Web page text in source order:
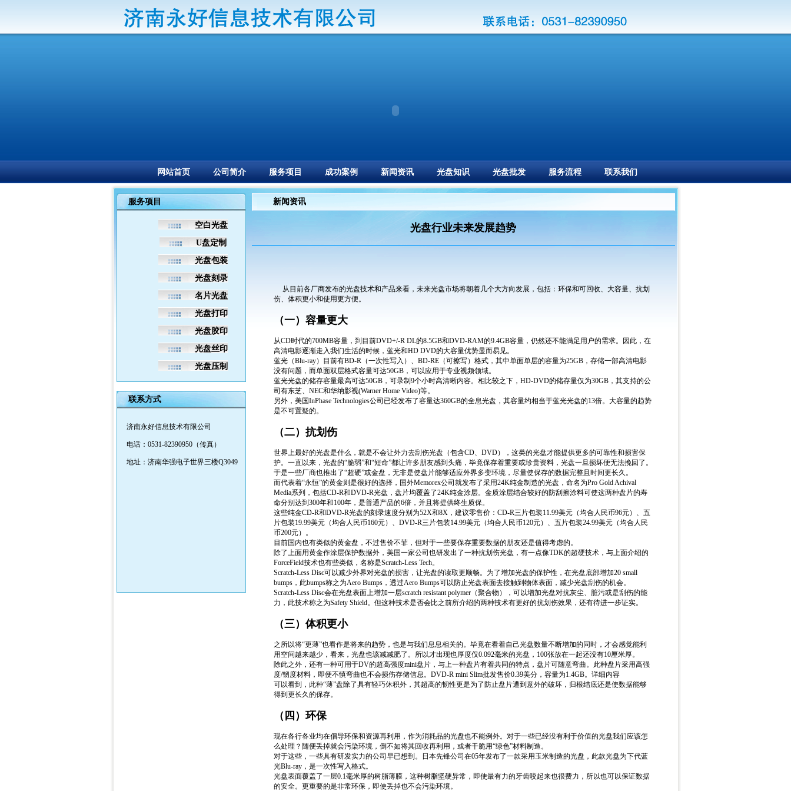
网站首页 公司简介 服务项目 成功案例 新闻资讯 光盘知识 光盘批发 服务流程 联系我们
服务项目
空白光盘
U盘定制
光盘包装
光盘刻录
名片光盘
光盘打印
光盘胶印
光盘丝印
光盘压制
联系方式
济南永好信息技术有限公司
电话：0531-82390950（传真）
地址：济南华强电子世界三楼Q3049
新闻资讯
光盘行业未来发展趋势
从目前各厂商发布的光盘技术和产品来看，未来光盘市场将朝着几个大方向发展，包括：环保和可回收、大容量、抗划
伤、体积更小和使用更方便。
（一）容量更大
从CD时代的700MB容量，到目前DVD+/-R DL的8.5GB和DVD-RAM的9.4GB容量，仍然还不能满足用户的需求。因此，在
高清电影逐渐走入我们生活的时候，蓝光和HD DVD的大容量优势显而易见。
蓝光（Blu-ray）目前有BD-R（一次性写入）、BD-RE（可擦写）格式，其中单面单层的容量为25GB，存储一部高清电影
没有问题，而单面双层格式容量可达50GB，可以应用于专业视频领域。
蓝光光盘的储存容量最高可达50GB，可录制9个小时高清晰内容。相比较之下，HD-DVD的储存量仅为30GB，其支持的公
司有东芝、NEC和华纳影视(Warner Home Video)等。
另外，美国InPhase Technologies公司已经发布了容量达360GB的全息光盘，其容量约相当于蓝光光盘的13倍。大容量的趋势
是不可置疑的。
（二）抗划伤
世界上最好的光盘是什么，就是不会让外力去刮伤光盘（包含CD、DVD），这类的光盘才能提供更多的可靠性和损害保
护。一直以来，光盘的“脆弱”和“短命”都让许多朋友感到头痛，毕竟保存着重要或珍贵资料，光盘一旦损坏便无法挽回了。
于是一些厂商也推出了“超硬”或金盘，无非是使盘片能够适应外界多变环境，尽量使保存的数据完整且时间更长久。
而代表着“永恒”的黄金则是很好的选择，国外Memorex公司就发布了采用24K纯金制造的光盘，命名为Pro Gold Achival
Media系列，包括CD-R和DVD-R光盘，盘片均覆盖了24K纯金涂层。金质涂层结合较好的防刮擦涂料可使这两种盘片的寿
命分别达到300年和100年，是普通产品的6倍，并且将提供终生质保。
这些纯金CD-R和DVD-R光盘的刻录速度分别为52X和8X，建议零售价：CD-R三片包装11.99美元（均合人民币96元）、五
片包装19.99美元（均合人民币160元）、DVD-R三片包装14.99美元（均合人民币120元）、五片包装24.99美元（均合人民
币200元）。
目前国内也有类似的黄金盘，不过售价不菲，但对于一些要保存重要数据的朋友还是值得考虑的。
除了上面用黄金作涂层保护数据外，美国一家公司也研发出了一种抗划伤光盘，有一点像TDK的超硬技术，与上面介绍的
ForceField技术也有些类似，名称是Scratch-Less Tech。
Scratch-Less Disc可以减少外界对光盘的损害，让光盘的读取更顺畅。为了增加光盘的保护性，在光盘底部增加20 small
bumps，此bumps称之为Aero Bumps，透过Aero Bumps可以防止光盘表面去接触到物体表面，减少光盘刮伤的机会。
Scratch-Less Disc会在光盘表面上增加一层scratch resistant polymer（聚合物），可以增加光盘对抗灰尘、脏污或是刮伤的能
力，此技术称之为Safety Shield。但这种技术是否会比之前所介绍的两种技术有更好的抗划伤效果，还有待进一步证实。
（三）体积更小
之所以将“更薄”也看作是将来的趋势，也是与我们息息相关的。毕竟在看着自己光盘数量不断增加的同时，才会感觉能利
用空间越来越少，看来，光盘也该减减肥了。所以才出现也厚度仅0.092毫米的光盘，100张放在一起还没有10厘米厚。
除此之外，还有一种可用于DV的超高强度mini盘片，与上一种盘片有着共同的特点，盘片可随意弯曲。此种盘片采用高强
度/韧度材料，即便不慎弯曲也不会损伤存储信息。DVD-R mini Slim批发售价0.39美分，容量为1.4GB。详细内容
可以看到，此种“薄”盘除了具有轻巧休积外，其超高的韧性更是为了防止盘片遭到意外的破坏，归根结底还是使数据能够
得到更长久的保存。
（四）环保
现在各行各业均在倡导环保和资源再利用，作为消耗品的光盘也不能例外。对于一些已经没有利于价值的光盘我们应该怎
么处理？随便丢掉就会污染环境，倒不如将其回收再利用，或者干脆用“绿色”材料制造。
对于这些，一些具有研发实力的公司早已想到。日本先锋公司在05年发布了一款采用玉米制造的光盘，此款光盘为下代蓝
光Blu-ray，是一次性写入格式。
光盘表面覆盖了一层0.1毫米厚的树脂薄膜，这种树脂坚硬异常，即使最有力的牙齿咬起来也很费力，所以也可以保证数据
的安全。更重要的是非常环保，即使丢掉也不会污染环境。